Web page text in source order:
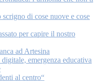
scrigno di cose nuove e cose
per capire il nostro
ad Artesina
emergenza educativa
al centro“